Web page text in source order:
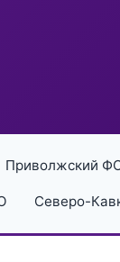
Приволжский
Северо-